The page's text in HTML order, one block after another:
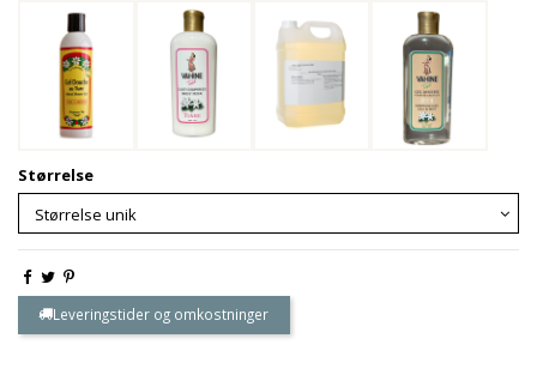
Størrelse
Leveringstider og omkostninger